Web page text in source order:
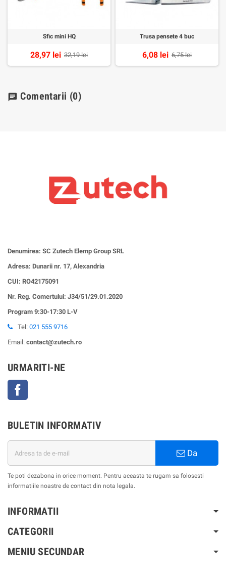
Sfic mini HQ
28,97 lei 32,19 lei
Trusa pensete 4 buc
6,08 lei 6,75 lei
chat Comentarii (0)
Denumirea: SC Zutech Elemp Group SRL
Adresa: Dunarii nr. 17, Alexandria
CUI: RO42175091
Nr. Reg. Comertului: J34/51/29.01.2020
Program 9:30-17:30 L-V
Tel: 021 555 9716
Email: contact@zutech.ro
URMARITI-NE
BULETIN INFORMATIV
Da
Te poti dezabona in orice moment. Pentru aceasta te rugam sa folosesti
informatiile noastre de contact din nota legala.
INFORMATII
CATEGORII
MENIU SECUNDAR